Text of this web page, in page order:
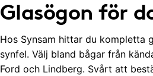
Glasögon för
Hos Synsam hittar du kompletta
synfel. Välj bland bågar från
Ford och Lindberg. Svårt att